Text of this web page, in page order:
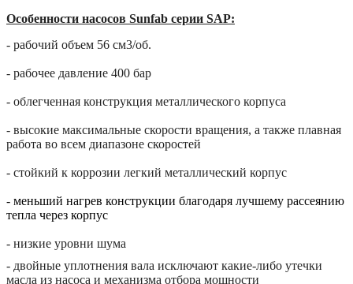
Особенности насосов Sunfab серии SAP:
- рабочий объем 56 см3/об.
- рабочее давление 400 бар
- облегченная конструкция металлического корпуса
- высокие максимальные скорости вращения, а также плавная
работа во всем диапазоне скоростей
- стойкий к коррозии легкий металлический корпус
- меньший нагрев конструкции благодаря лучшему рассеянию
тепла через корпус
- низкие уровни шума
- двойные уплотнения вала исключают какие-либо утечки
масла из насоса и механизма отбора мощности